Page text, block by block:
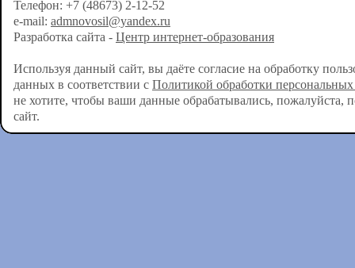
Телефон: +7 (48673) 2-12-52
e-mail: admnovosil@yandex.ru
Разработка сайта - Центр интернет-образования
Используя данный сайт, вы даёте согласие на обработку
данных в соответствии с Политикой обработки
не хотите, чтобы ваши данные обрабатывались, пожалуйста,
сайт.